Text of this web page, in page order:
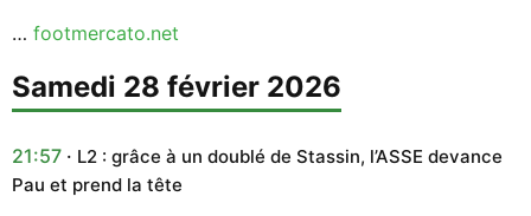
… footmercato.net
samedi 28 février 2026
21:57
L2 : grâce à un doublé de Stassin, l’ASSE devance
Pau et prend la tête